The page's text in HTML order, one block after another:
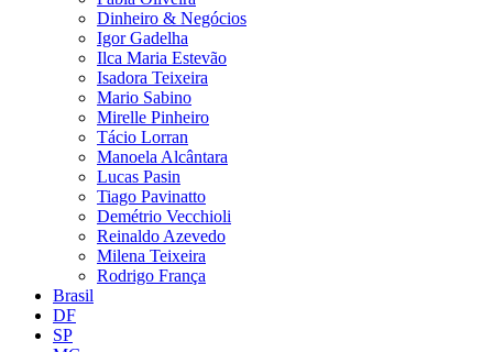
Dinheiro & Negócios
Igor Gadelha
Ilca Maria Estevão
Isadora Teixeira
Mario Sabino
Mirelle Pinheiro
Tácio Lorran
Manoela Alcântara
Lucas Pasin
Tiago Pavinatto
Demétrio Vecchioli
Reinaldo Azevedo
Milena Teixeira
Rodrigo França
Brasil
DF
SP